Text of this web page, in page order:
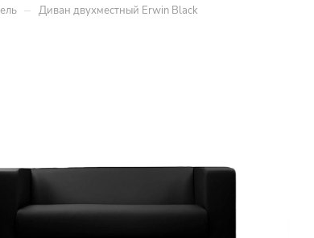
– Диван двухместный Erwin Black